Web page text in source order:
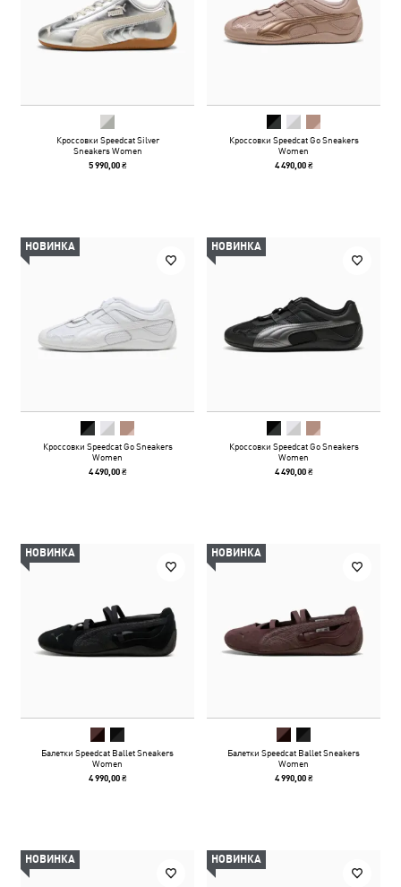
Кроссовки Speedcat Silver
Sneakers Women
5 990,00 ₴
Кроссовки Speedcat Go Sneakers
Women
4 490,00 ₴
НОВИНКА
Кроссовки Speedcat Go Sneakers
Women
4 490,00 ₴
НОВИНКА
Кроссовки Speedcat Go Sneakers
Women
4 490,00 ₴
НОВИНКА
Балетки Speedcat Ballet Sneakers
Women
4 990,00 ₴
НОВИНКА
Балетки Speedcat Ballet Sneakers
Women
4 990,00 ₴
НОВИНКА НОВИНКА